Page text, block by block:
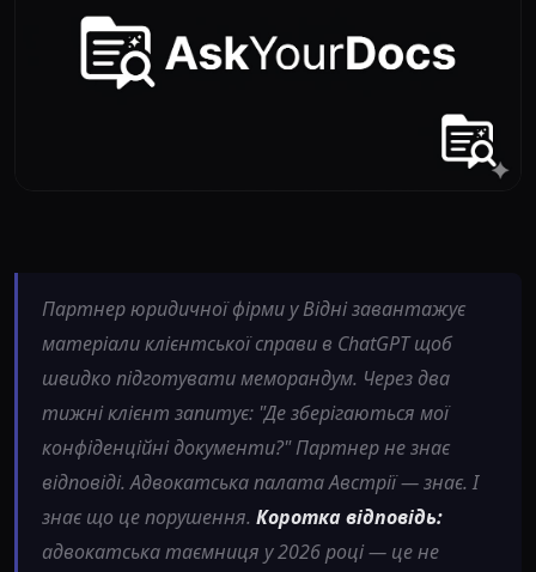
Партнер юридичної фірми у Відні завантажує
матеріали клієнтської справи в ChatGPT щоб
швидко підготувати меморандум. Через два
тижні клієнт запитує: "Де зберігаються мої
конфіденційні документи?" Партнер не знає
відповіді. Адвокатська палата Австрії — знає. І
знає що це порушення. Коротка відповідь:
адвокатська таємниця у 2026 році — це не